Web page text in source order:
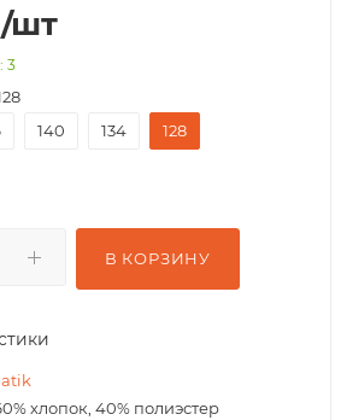
/шт
3
140 134 128
В КОРЗИНУ
хлопок, 40% полиэстер